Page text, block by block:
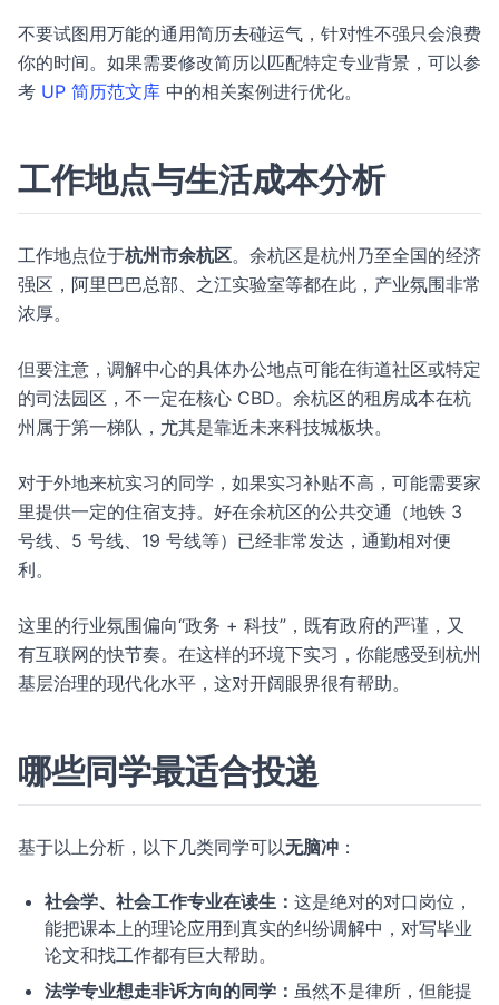
不要试图用万能的通用简历去碰运气，针对性不强只会浪费
你的时间。如果需要修改简历以匹配特定专业背景，可以参
考 UP 简历范文库 中的相关案例进行优化。
工作地点与生活成本分析
工作地点位于杭州市余杭区。余杭区是杭州乃至全国的经济
强区，阿里巴巴总部、之江实验室等都在此，产业氛围非常
浓厚。
但要注意，调解中心的具体办公地点可能在街道社区或特定
的司法园区，不一定在核心 CBD。余杭区的租房成本在杭
州属于第一梯队，尤其是靠近未来科技城板块。
对于外地来杭实习的同学，如果实习补贴不高，可能需要家
里提供一定的住宿支持。好在余杭区的公共交通（地铁 3
号线、5 号线、19 号线等）已经非常发达，通勤相对便
利。
这里的行业氛围偏向“政务 + 科技”，既有政府的严谨，又
有互联网的快节奏。在这样的环境下实习，你能感受到杭州
基层治理的现代化水平，这对开阔眼界很有帮助。
哪些同学最适合投递
基于以上分析，以下几类同学可以无脑冲 ：
社会学、社会工作专业在读生： 这是绝对的对口岗位，
能把课本上的理论应用到真实的纠纷调解中，对写毕业
论文和找工作都有巨大帮助。
法学专业想走非诉方向的同学： 虽然不是律所，但能提